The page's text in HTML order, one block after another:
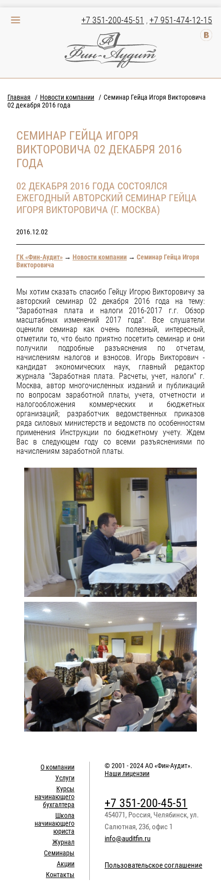
+7 351-200-45-51 ,+7 951-474-12-15
Главная Новости компании
Семинар Гейца Игоря Викторовича
02 декабря 2016 года
СЕМИНАР ГЕЙЦА ИГОРЯ
ВИКТОРОВИЧА 02 ДЕКАБРЯ 2016
ГОДА
02 ДЕКАБРЯ 2016 ГОДА СОСТОЯЛСЯ
ЕЖЕГОДНЫЙ АВТОРСКИЙ СЕМИНАР ГЕЙЦА
ИГОРЯ ВИКТОРОВИЧА (Г. МОСКВА)
2016.12.02
ГК «Фин-Аудит» → Новости компании → Семинар Гейца Игоря
Викторовича
Мы хотим сказать спасибо Гейцу Игорю Викторовичу за
авторский семинар 02 декабря 2016 года на тему:
"Заработная плата и налоги 2016-2017 г.г. Обзор
масштабных изменений 2017 года". Все слушатели
оценили семинар как очень полезный, интересный,
отметили то, что было приятно посетить семинар и они
получили подробные разъяснения по отчетам,
начислениям налогов и взносов. Игорь Викторович -
кандидат экономических наук, главный редактор
журнала "Заработная плата. Расчеты, учет, налоги" г.
Москва, автор многочисленных изданий и публикаций
по вопросам заработной платы, учета, отчетности и
налогообложения коммерческих и бюджетных
организаций; разработчик ведомственных приказов
ряда силовых министерств и ведомств по особенностям
применения Инструкции по бюджетному учету. Ждем
Вас в следующем году со всеми разъяснениями по
начислениям заработной платы.
О компании
Услуги
Курсы
начинающего
бухгалтера
Школа
начинающего
юриста
Журнал
Семинары
Акции
Контакты
© 2001 - 2024АО «Фин-Аудит».
Наши лицензии
+7 351-200-45-51
454071, Россия, Челябинск,ул.
Салютная, 23б, офис 1
info@auditfin.ru
Пользовательское соглашение